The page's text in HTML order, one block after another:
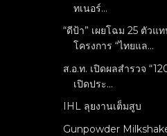
ทเนอร์...
“ดีป้า” เผยโฉม 25 ตัวแ
โครงการ “ไทยแล...
ส.อ.ท. เปิดผลสำรวจ
เปิดประ...
IHL ลุยงานเต็มสูบ
Gunpowder